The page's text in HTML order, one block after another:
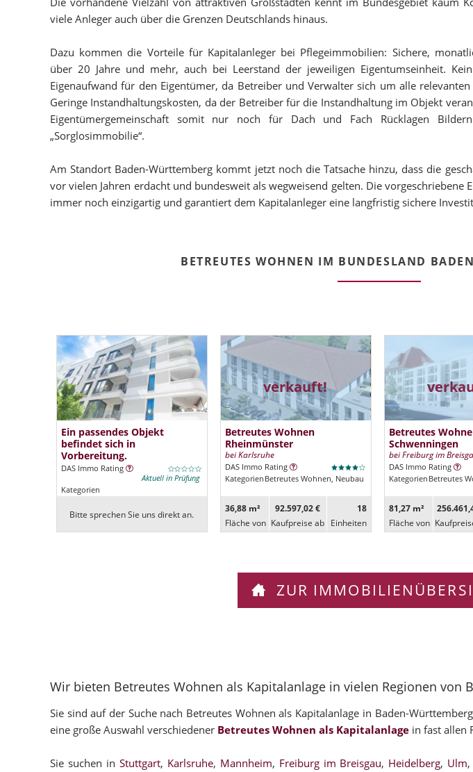
viele Anleger auch über die Grenzen Deutschlands hinaus.
Dazu kommen die Vorteile für Kapitalanleger bei Pflegeimmobilien: Sichere,
über 20 Jahre und mehr, auch bei Leerstand der jeweiligen Eigentumseinheit.
Eigenaufwand für den Eigentümer, da Betreiber und Verwalter sich um alle
Geringe Instandhaltungskosten, da der Betreiber für die Instandhaltung im Objekt
Eigentümergemeinschaft somit nur noch für Dach und Fach Rücklagen
„Sorglosimmobilie“.
Am Standort Baden-Württemberg kommt jetzt noch die Tatsache hinzu, dass die
vor vielen Jahren erdacht und bundesweit als wegweisend gelten. Die
immer noch einzigartig und garantiert dem Kapitalanleger eine langfristig sichere
BETREUTES WOHNEN IM BUNDESLAND
Ein passendes Objekt
befindet sich in
Vorbereitung.
DAS Immo Rating
Aktuell in Prüfung
Kategorien
Bitte sprechen Sie uns direkt an.
verkauft!
Betreutes Wohnen
Rheinmünster
bei Karlsruhe
DAS Immo Rating
Kategorien Betreutes Wohnen, Neubau
36,88 m²
Fläche von
92.597,02 €
Kaufpreise ab
18
Ein­heiten
Betreutes
Schwenningen
bei Freiburg im
DAS Immo Rating
Kategorien Betreutes
81,27 m²
Fläche von
ZUR
Wir bieten Betreutes Wohnen als Kapitalanlage in vielen Regionen von
Sie sind auf der Suche nach Betreutes Wohnen als Kapitalanlage in Baden-
eine große Auswahl verschiedener Betreutes Wohnen als Kapitalanlage in fast allen
Sie suchen in Stuttgart, Karlsruhe, Mannheim, Freiburg im Breisgau, Heidelberg, Ulm,